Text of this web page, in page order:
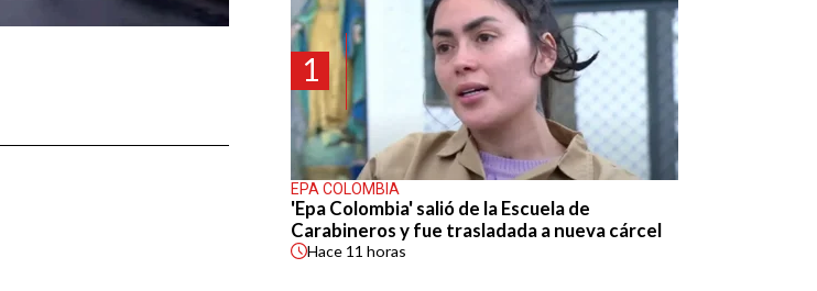
1
EPA COLOMBIA
'Epa Colombia' salió de la Escuela de
Carabineros y fue trasladada a nueva cárcel
Hace 11 horas